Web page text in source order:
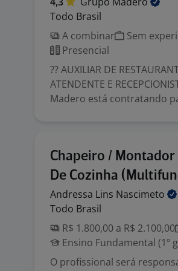
Todo Brasil
A combinar
Sem
Presencial
?? AUXILIAR DE
ATENDENTE E
Madero está contratando
Chapeiro / Montador
De Cozinha
Andressa Lins Nascimeto
Todo Brasil
R$ 1.800,00 a R$ 2.100,00
Ensino Fundamental (1º
O profissional será